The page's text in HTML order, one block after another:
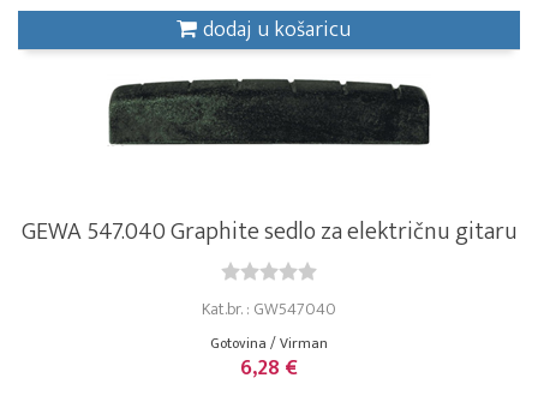
dodaj u košaricu
GEWA 547.040 Graphite sedlo za električnu gitaru
Kat.br. : GW547040
Gotovina / Virman
6,28 €